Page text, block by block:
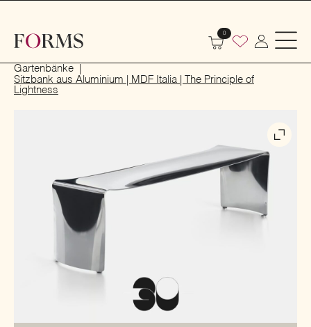
0
Gartenbänke
Sitzbank aus Aluminium | MDF Italia | The Principle of
Lightness